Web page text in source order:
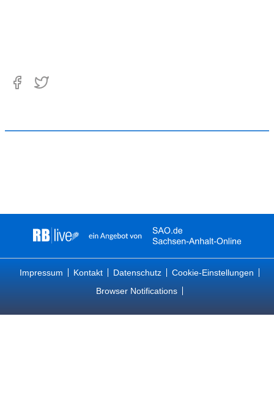
Impressum Kontakt Datenschutz
Cookie-Einstellungen
Browser Notifications